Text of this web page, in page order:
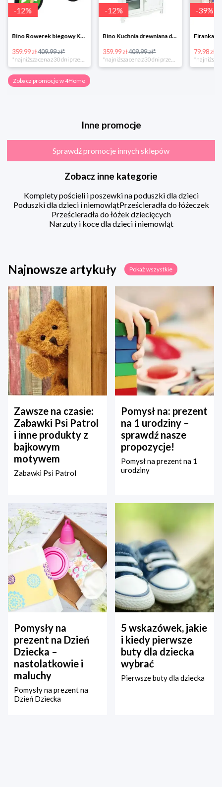
-12%
Bino Rowerek biegowy Krecik
359.99 zł409.99 zł*
-12%
Bino Kuchnia drewniana dla dzieci Provence
359.99 zł409.99 zł*
-39%
79.98 zł
Zobacz promocje w 4Home
Inne promocje
Sprawdź promocje innych sklepów
Zobacz inne kategorie
Komplety pościeli i poszewki na poduszki dla dzieci
Poduszki dla dzieci i niemowlątPrześcieradła do łóżeczek
Prześcieradła do łóżek dziecięcych
Narzuty i koce dla dzieci i niemowląt
Najnowsze artykuły Pokaż wszystkie
Zawsze na czasie:
Zabawki Psi Patrol
i inne produkty z
bajkowym
motywem
Zabawki Psi Patrol
Pomysł na: prezent
na 1 urodziny –
sprawdź nasze
propozycje!
Pomysł na prezent na 1
urodziny
Pomysły na
prezent na Dzień
Dziecka –
nastolatkowie i
maluchy
Pomysły na prezent na
Dzień Dziecka
5 wskazówek, jakie
i kiedy pierwsze
buty dla dziecka
wybrać
Pierwsze buty dla dziecka